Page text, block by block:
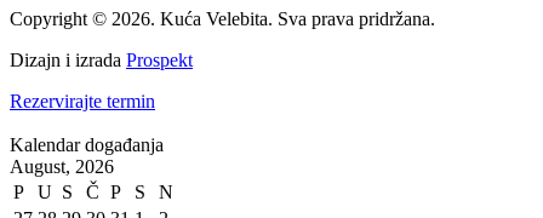
Copyright © 2026. Kuća Velebita. Sva prava pridržana.
Dizajn i izrada Prospekt
Rezervirajte termin
Kalendar događanja
August, 2026
P
U S Č P S
N